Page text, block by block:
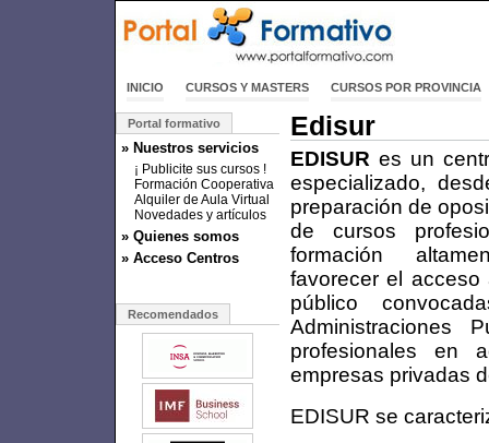
INICIO CURSOS Y MASTERS CURSOS POR PROVINCIA
Portal formativo
» Nuestros servicios
¡ Publicite sus cursos !
Formación Cooperativa
Alquiler de Aula Virtual
Novedades y artículos
» Quienes somos
» Acceso Centros
Recomendados
Edisur
EDISUR es un
especializado,
preparación de
de cursos
formación
favorecer el
público
Administraciones
profesionales en
empresas privadas
EDISUR se